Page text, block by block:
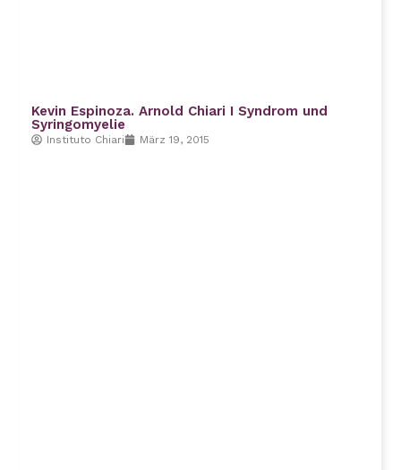
Kevin Espinoza. Arnold Chiari I Syndrom und
Syringomyelie
Instituto Chiari März 19, 2015